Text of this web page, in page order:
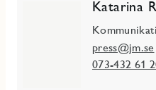
Katarina
press@jm.se
073-432 61